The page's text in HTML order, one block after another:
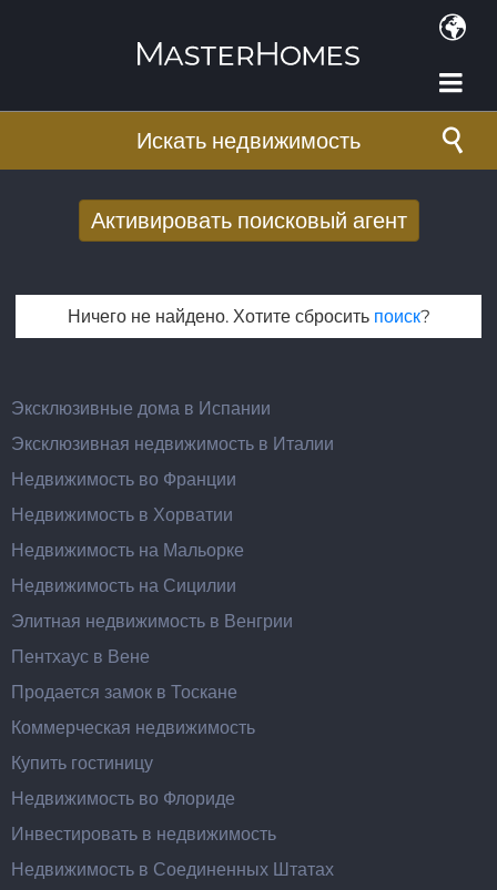
Искать недвижимость
Активировать поисковый агент
E-mail адрес*
Ничего не найдено. Хотите сбросить поиск?
Эксклюзивные дома в Испании
Эксклюзивная недвижимость в Италии
Недвижимость во Франции
Недвижимость в Хорватии
Недвижимость на Мальорке
Недвижимость на Сицилии
Элитная недвижимость в Венгрии
Пентхаус в Вене
Продается замок в Тоскане
Коммерческая недвижимость
Купить гостиницу
Недвижимость во Флориде
Инвестировать в недвижимость
Недвижимость в Соединенных Штатах